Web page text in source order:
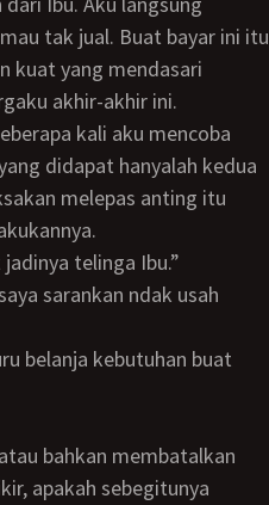
tak jual. Buat bayar ini itu
kuat yang mendasari
akhir-akhir ini.
didapat hanyalah kedua
melepas anting itu
telinga Ibu.”
apakah sebegitunya